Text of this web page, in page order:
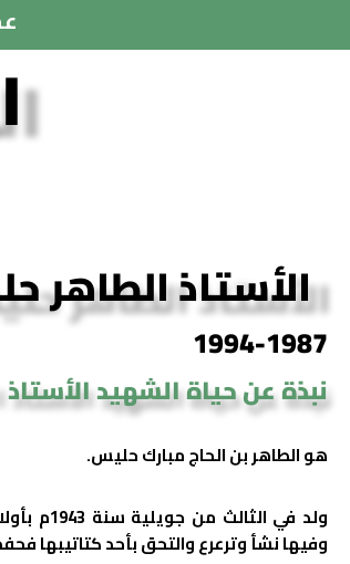
الأستاذ الطاهر
1994-1987
نبذة عن حياة الشهيد
هو الطاهر بن الحاج مبارك حليس.
ولد في
وفيها نشأ وترعرع والتحق بأحد كتاتيبها